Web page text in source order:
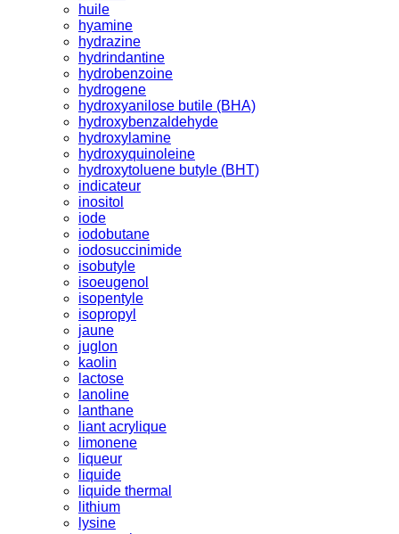
huile
hyamine
hydrazine
hydrindantine
hydrobenzoine
hydrogene
hydroxyanilose butile (BHA)
hydroxybenzaldehyde
hydroxylamine
hydroxyquinoleine
hydroxytoluene butyle (BHT)
indicateur
inositol
iode
iodobutane
iodosuccinimide
isobutyle
isoeugenol
isopentyle
isopropyl
jaune
juglon
kaolin
lactose
lanoline
lanthane
liant acrylique
limonene
liqueur
liquide
liquide thermal
lithium
lysine